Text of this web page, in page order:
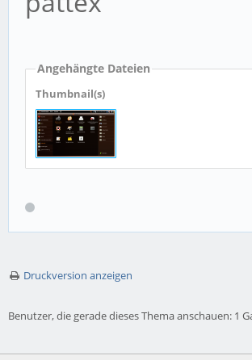
Angehängte Dateien
Thumbnail(s)
Druckversion anzeigen
Benutzer, die gerade dieses Thema anschauen: 1